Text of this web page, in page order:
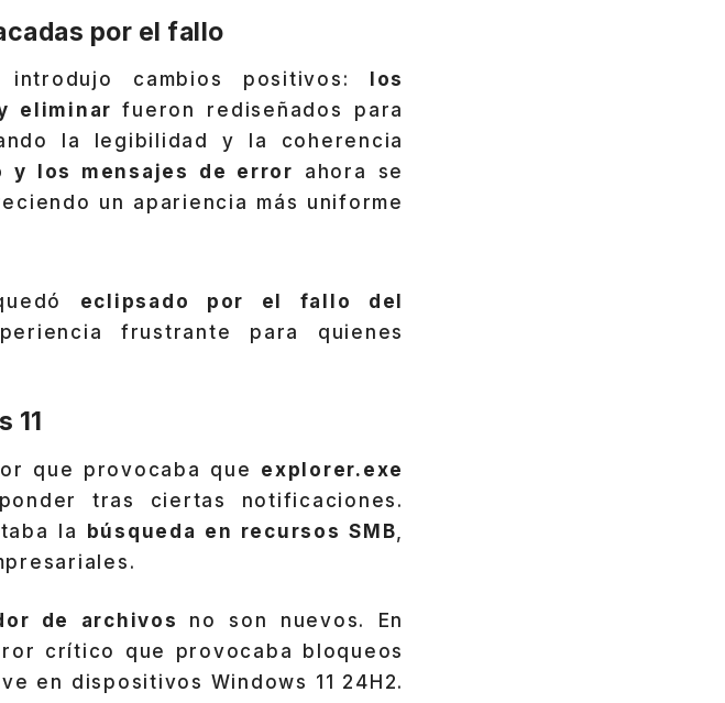
por el fallo
introdujo cambios positivos:
los
eliminarfueron rediseñados para
la legibilidad y la coherencia
y los mensajes de error ahora se
un apariencia más uniforme
eclipsado por el fallo del
frustrante para quienes
11
que provocaba que explorer.exe
tras ciertas notificaciones.
la búsqueda en recursos SMB
de archivos no son nuevos. En
crítico que provocaba bloqueos
en dispositivos Windows 11 24H2.